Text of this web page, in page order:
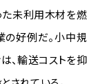
た未利用木材を燃
の好例だ。小中規
、輸送コストを抑